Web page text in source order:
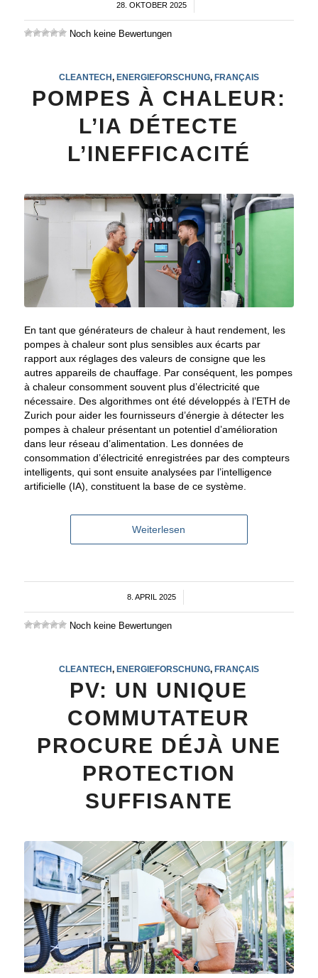
28. OKTOBER 2025
/
Noch keine Bewertungen
CLEANTECH, ENERGIEFORSCHUNG, FRANÇAIS
POMPES À CHALEUR:
L’IA DÉTECTE
L’INEFFICACITÉ
En tant que générateurs de chaleur à haut rendement, les
pompes à chaleur sont plus sensibles aux écarts par
rapport aux réglages des valeurs de consigne que les
autres appareils de chauffage. Par conséquent, les pompes
à chaleur consomment souvent plus d’électricité que
nécessaire. Des algorithmes ont été développés à l’ETH de
Zurich pour aider les fournisseurs d’énergie à détecter les
pompes à chaleur présentant un potentiel d’amélioration
dans leur réseau d’alimentation. Les données de
consommation d’électricité enregistrées par des compteurs
intelligents, qui sont ensuite analysées par l’intelligence
artificielle (IA), constituent la base de ce système.
Weiterlesen
8. APRIL 2025
/
Noch keine Bewertungen
CLEANTECH, ENERGIEFORSCHUNG, FRANÇAIS
PV: UN UNIQUE
COMMUTATEUR
PROCURE DÉJÀ UNE
PROTECTION
SUFFISANTE